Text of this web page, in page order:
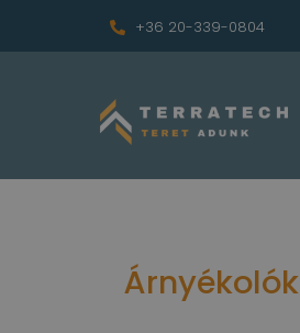
+36 20-339-0804
Árnyékolók